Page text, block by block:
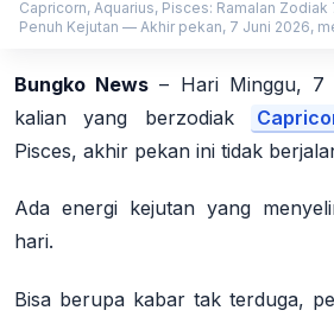
Capricorn, Aquarius, Pisces: Ramalan Zodiak
Penuh Kejutan — Akhir pekan, 7 Juni 2026,
Bungko News – Hari Minggu, 7
kalian yang berzodiak
Pisces, akhir pekan ini tidak
Ada energi kejutan yang
hari.
Bisa berupa kabar tak terduga,